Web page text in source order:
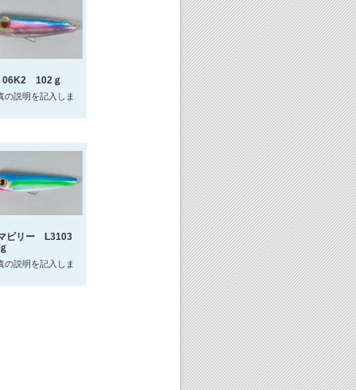
102ｇ
の説明を記入しま
ピリー L3103
の説明を記入しま